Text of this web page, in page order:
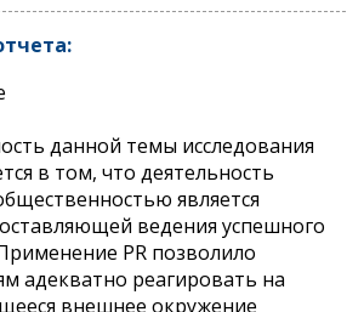
данной темы исследования
в том, что деятельность
является
ведения успешного
PR позволило
адекватно реагировать на
внешнее окружение